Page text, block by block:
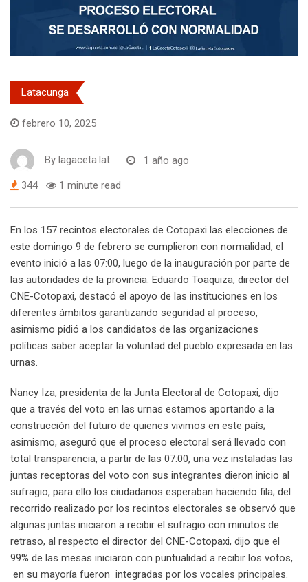
Latacunga
febrero 10, 2025
By lagaceta.lat 1 año ago
344 1 minute read
En los 157 recintos electorales de Cotopaxi las elecciones de
este domingo 9 de febrero se cumplieron con normalidad, el
evento inició a las 07:00, luego de la inauguración por parte de
las autoridades de la provincia. Eduardo Toaquiza, director del
CNE-Cotopaxi, destacó el apoyo de las instituciones en los
diferentes ámbitos garantizando seguridad al proceso,
asimismo pidió a los candidatos de las organizaciones
políticas saber aceptar la voluntad del pueblo expresada en las
urnas.
Nancy Iza, presidenta de la Junta Electoral de Cotopaxi, dijo
que a través del voto en las urnas estamos aportando a la
construcción del futuro de quienes vivimos en este país;
asimismo, aseguró que el proceso electoral será llevado con
total transparencia, a partir de las 07:00, una vez instaladas las
juntas receptoras del voto con sus integrantes dieron inicio al
sufragio, para ello los ciudadanos esperaban haciendo fila; del
recorrido realizado por los recintos electorales se observó que
algunas juntas iniciaron a recibir el sufragio con minutos de
retraso, al respecto el director del CNE-Cotopaxi, dijo que el
99% de las mesas iniciaron con puntualidad a recibir los votos,
en su mayoría fueron integradas por los vocales principales.